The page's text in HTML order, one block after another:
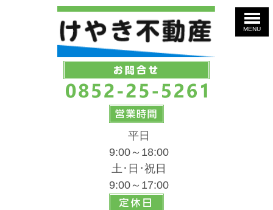
MENU
平日
9:00～18:00
土･日･祝日
9:00～17:00